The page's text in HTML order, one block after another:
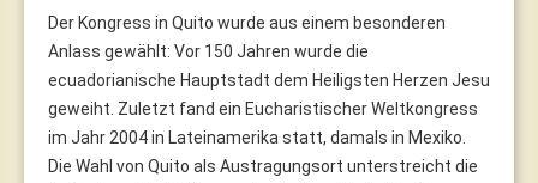
Der Kongress in Quito wurde aus einem besonderen
Anlass gewählt: Vor 150 Jahren wurde die
ecuadorianische Hauptstadt dem Heiligsten Herzen Jesu
geweiht. Zuletzt fand ein Eucharistischer Weltkongress
im Jahr 2004 in Lateinamerika statt, damals in Mexiko.
Die Wahl von Quito als Austragungsort unterstreicht die